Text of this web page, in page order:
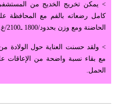
> يمكن تخريج الخديج من
كامل رضعاته بالفم مع المحافظة
الحاضنة ومع وزن بحدود/1800 ـ2100/غ.
> ولقد حسنت العناية حول الولادة
مع بقاء نسبة واضحة من الإعاقات
الحمل.